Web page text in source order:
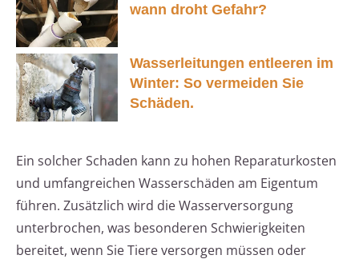
wann droht Gefahr?
Wasserleitungen entleeren im
Winter: So vermeiden Sie
Schäden.
Ein solcher Schaden kann zu hohen Reparaturkosten
und umfangreichen Wasserschäden am Eigentum
führen. Zusätzlich wird die Wasserversorgung
unterbrochen, was besonderen Schwierigkeiten
bereitet, wenn Sie Tiere versorgen müssen oder